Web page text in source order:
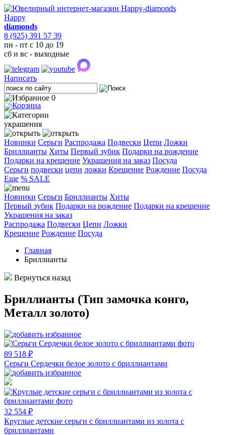
Happy
diamonds
8 (925) 391 57 39
пн - пт с 10 до 19
сб и вс - выходные
Написать
0
украшения
Новинки Серьги Распродажа Подвески Цепи Ложки
Бриллианты Хиты Первый зубик Подарки на рождение
Подарки на крещение Украшения на заказ Посуда
Cерьги подвески цепи ложки Крещение Рождение Посуда
Еще % SALE
Новинки Серьги Бриллианты Хиты
Первый зубик Подарки на рождение Подарки на крещение
Украшения на заказ
Распродажа Подвески Цепи Ложки
Крещение Рождение Посуда
Главная
Бриллианты
Вернуться назад
Бриллианты (Тип замочка конго,
Металл золото)
89 518 ₽
Серьги Сердечки белое золото с бриллиантами
32 554 ₽
Круглые детские серьги с бриллиантами из золота с
бриллиантами